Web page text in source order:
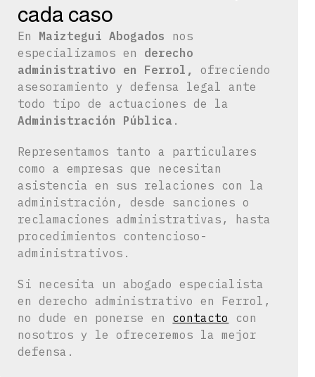
cada caso
En Maiztegui Abogados
nos
especializamos en derecho
administrativo en Ferrol,
ofreciendo
asesoramiento y defensa legal ante
todo tipo de actuaciones de la
Administración Pública .
Representamos tanto a particulares
como a empresas que necesitan
asistencia en sus relaciones con la
administración, desde sanciones o
reclamaciones administrativas, hasta
procedimientos contencioso-
administrativos.
Si necesita un abogado especialista
en derecho administrativo en Ferrol,
no dude en ponerse en contacto
con
nosotros y le ofreceremos la mejor
defensa.